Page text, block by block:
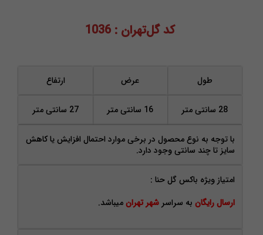
کد گل‌تهران : 1036
طول عرض ارتفاع
28 سانتی متر 16 سانتی متر 27 سانتی متر
با توجه به نوع محصول در برخی موارد احتمال افزایش یا کاهش
سایز تا چند سانتی وجود دارد.
امتیاز ویژه باکس گل حنا :
ارسال رایگان به سراسر شهر تهرانمیباشد.